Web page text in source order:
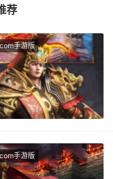
荐
手游版
手游版